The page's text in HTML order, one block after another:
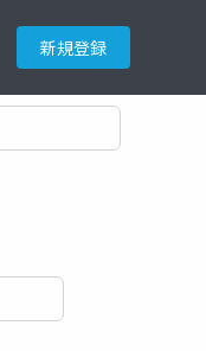
新規登録